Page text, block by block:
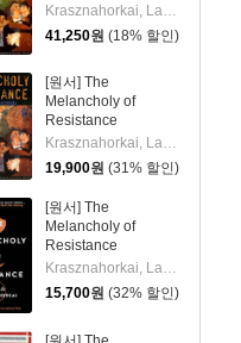
Krasznahorkai, Laszlo / Szirtes, George / Szirtes, George
41,250원 (18% 할인)
[원서] The
Melancholy of
Resistance
19,900원 (31% 할인)
[원서] The
Melancholy of
Resistance
Krasznahorkai, Laszlo/Szirtes, George(TRN)
15,700원 (32% 할인)